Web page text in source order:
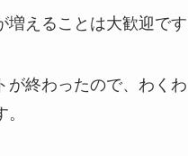
増えることは大歓迎です
が終わったので、わく